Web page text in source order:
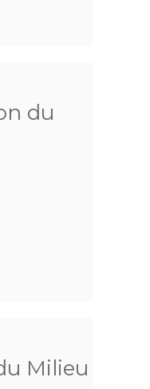
du
Milieu